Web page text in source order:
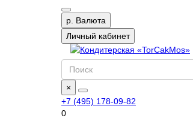
р. Валюта
Личный кабинет
×
+7 (495) 178-09-82
0